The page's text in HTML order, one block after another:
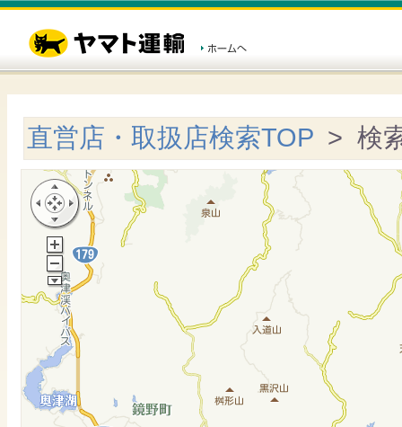
直営店・取扱店検索TOP > 検